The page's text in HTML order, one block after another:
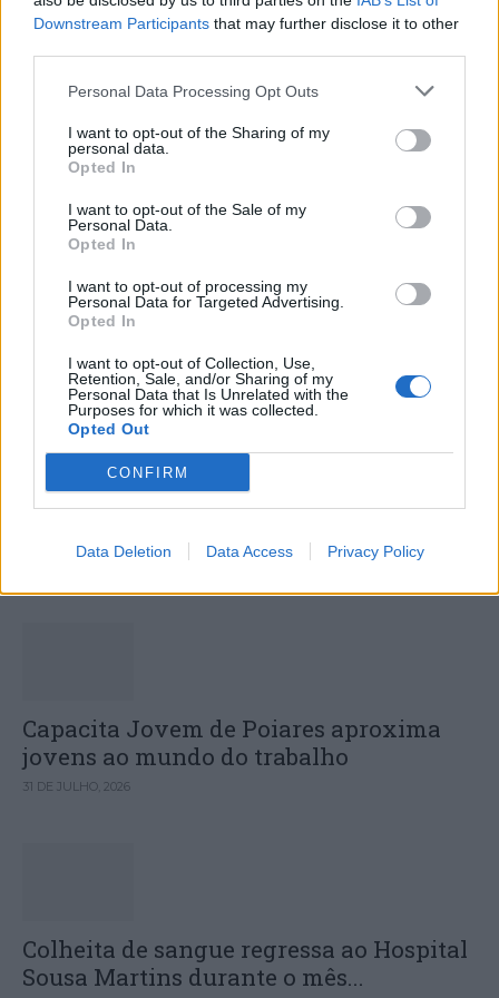
Downstream Participants that may further disclose it to other
Personal Data Processing Opt Outs
I want to opt-out of the Sharing of my
personal data.
Opted In
I want to opt-out of the Sale of my
Personal Data.
Opted In
I want to opt-out of processing my
Personal Data for Targeted Advertising.
Opted In
I want to opt-out of Collection, Use,
Retention, Sale, and/or Sharing of my
Personal Data that Is Unrelated with the
Purposes for which it was collected.
Opted Out
CONFIRM
Data Deletion Data Access Privacy Policy
Colheita de sangue regressa ao
Hospital Sousa Martins durante o mês
de agosto
DESTAQUES
Deputados do PSD saúdam Banda
Sinfónica da ARMAB pelo 1º lugar...
Capacita Jovem de Poiares aproxima
jovens ao mundo do trabalho
31 DE JULHO, 2026
Colheita de sangue regressa ao Hospital
Sousa Martins durante o mês...